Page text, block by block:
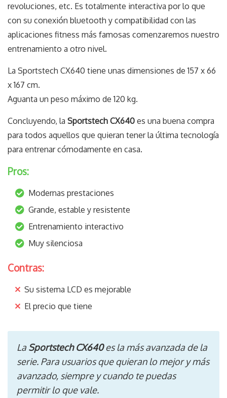
revoluciones, etc. Es totalmente interactiva por lo que
con su conexión bluetooth y compatibilidad con las
aplicaciones fitness más famosas comenzaremos nuestro
entrenamiento a otro nivel.
La Sportstech CX640 tiene unas dimensiones de 157 x 66
x 167 cm.
Aguanta un peso máximo de 120 kg.
Concluyendo, la Sportstech CX640 es una buena compra
para todos aquellos que quieran tener la última tecnología
para entrenar cómodamente en casa.
Pros:
Modernas prestaciones
Grande, estable y resistente
Entrenamiento interactivo
Muy silenciosa
Contras:
Su sistema LCD es mejorable
El precio que tiene
LaSportstech CX640es la más avanzada de la
serie. Para usuarios que quieran lo mejor y más
avanzado, siempre y cuando te puedas
permitir lo que vale.